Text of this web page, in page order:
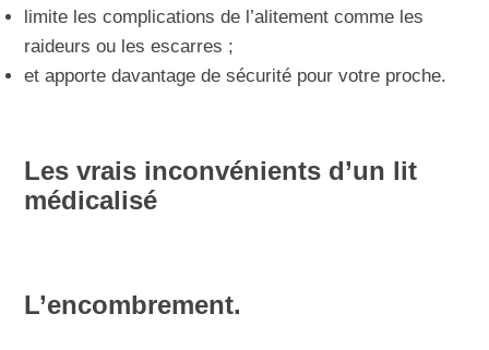
limite les complications de l’alitement comme les
raideurs ou les escarres ;
et apporte davantage de sécurité pour votre proche.
Les vrais inconvénients d’un lit
médicalisé
L’encombrement.